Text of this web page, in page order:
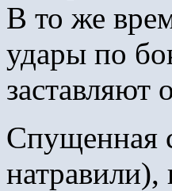
В то же
удары по
заставляют
Спущенная